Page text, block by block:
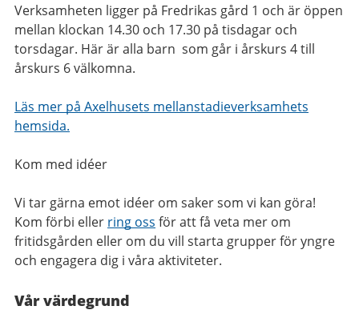
Verksamheten ligger på Fredrikas gård 1 och är öppen
mellan klockan 14.30 och 17.30 på tisdagar och
torsdagar. Här är alla barn som går i årskurs 4 till
årskurs 6 välkomna.
Läs mer på Axelhusets mellanstadieverksamhets
hemsida.
Kom med idéer
Vi tar gärna emot idéer om saker som vi kan göra!
Kom förbi eller ring oss för att få veta mer om
fritidsgården eller om du vill starta grupper för yngre
och engagera dig i våra aktiviteter.
Vår värdegrund